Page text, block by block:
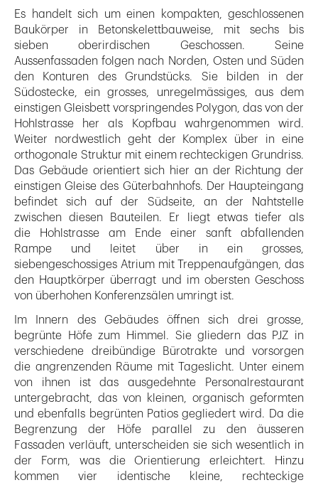
Es handelt sich um einen kompakten, geschlossenen
Baukörper in Betonskelettbauweise, mit sechs bis
sieben oberirdischen Geschossen. Seine
Aussenfassaden folgen nach Norden, Osten und Süden
den Konturen des Grundstücks. Sie bilden in der
Südostecke, ein grosses, unregelmässiges, aus dem
einstigen Gleisbett vorspringendes Polygon, das von der
Hohlstrasse her als Kopfbau wahrgenommen wird.
Weiter nordwestlich geht der Komplex über in eine
orthogonale Struktur mit einem rechteckigen Grundriss.
Das Gebäude orientiert sich hier an der Richtung der
einstigen Gleise des Güterbahnhofs. Der Haupteingang
befindet sich auf der Südseite, an der Nahtstelle
zwischen diesen Bauteilen. Er liegt etwas tiefer als
die Hohlstrasse am Ende einer sanft abfallenden
Rampe und leitet über in ein grosses,
siebengeschossiges Atrium mit Treppenaufgängen, das
den Hauptkörper überragt und im obersten Geschoss
von überhohen Konferenzsälen umringt ist.
Im Innern des Gebäudes öffnen sich drei grosse,
begrünte Höfe zum Himmel. Sie gliedern das PJZ in
verschiedene dreibündige Bürotrakte und vorsorgen
die angrenzenden Räume mit Tageslicht. Unter einem
von ihnen ist das ausgedehnte Personalrestaurant
untergebracht, das von kleinen, organisch geformten
und ebenfalls begrünten Patios gegliedert wird. Da die
Begrenzung der Höfe parallel zu den äusseren
Fassaden verläuft, unterscheiden sie sich wesentlich in
der Form, was die Orientierung erleichtert. Hinzu
kommen vier identische kleine, rechteckige